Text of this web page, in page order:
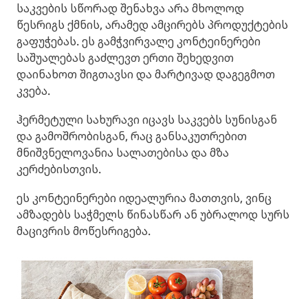
საკვების სწორად შენახვა არა მხოლოდ
წესრიგს ქმნის, არამედ ამცირებს პროდუქტების
გაფუჭებას. ეს გამჭვირვალე კონტეინერები
საშუალებას გაძლევთ ერთი შეხედვით
დაინახოთ შიგთავსი და მარტივად დაგეგმოთ
კვება.
ჰერმეტული სახურავი იცავს საკვებს სუნისგან
და გამოშრობისგან, რაც განსაკუთრებით
მნიშვნელოვანია სალათებისა და მზა
კერძებისთვის.
ეს კონტეინერები იდეალურია მათთვის, ვინც
ამზადებს საჭმელს წინასწარ ან უბრალოდ სურს
მაცივრის მოწესრიგება.